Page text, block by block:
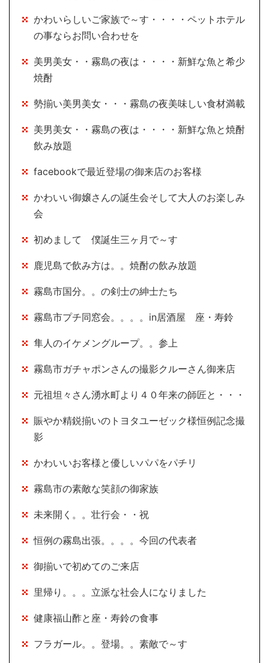
かわいらしいご家族で～す・・・・ペットホテル
の事ならお問い合わせを
美男美女・・霧島の夜は・・・・新鮮な魚と希少
焼酎
勢揃い美男美女・・・霧島の夜美味しい食材満載
美男美女・・霧島の夜は・・・・新鮮な魚と焼酎
飲み放題
facebookで最近登場の御来店のお客様
かわいい御嬢さんの誕生会そして大人のお楽しみ
会
初めまして 僕誕生三ヶ月で～す
鹿児島で飲み方は。。焼酎の飲み放題
霧島市国分。。の剣士の紳士たち
霧島市プチ同窓会。。。。in居酒屋 座・寿鈴
隼人のイケメングループ。。参上
霧島市ガチャポンさんの撮影クルーさん御来店
元祖坦々さん湧水町より４０年来の師匠と・・・
賑やか精鋭揃いのトヨタユーゼック様恒例記念撮
影
かわいいお客様と優しいパパをパチリ
霧島市の素敵な笑顔の御家族
未来開く。。壮行会・・祝
恒例の霧島出張。。。。今回の代表者
御揃いで初めてのご来店
里帰り。。。立派な社会人になりました
健康福山酢と座・寿鈴の食事
フラガール。。登場。。素敵で～す